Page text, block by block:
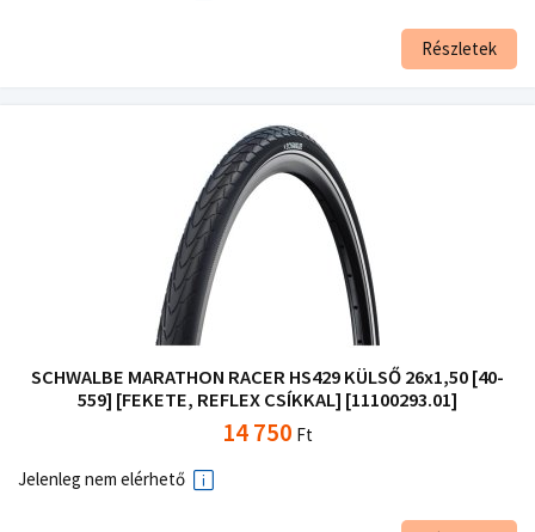
Részletek
SCHWALBE MARATHON RACER HS429 KÜLSŐ 26x1,50 [40-
559] [FEKETE, REFLEX CSÍKKAL] [11100293.01]
14 750 Ft
Jelenleg nem elérhető